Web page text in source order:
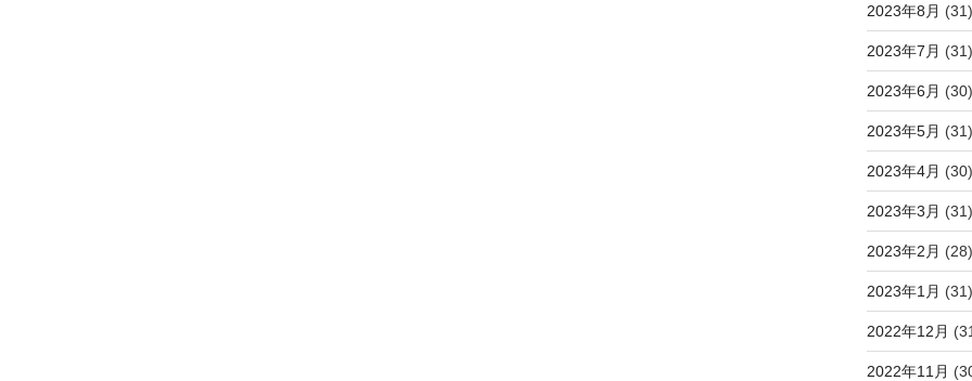
2023年8月 (31)
2023年7月 (31)
2023年6月 (30)
2023年5月 (31)
2023年4月 (30)
2023年3月 (31)
2023年2月 (28)
2023年1月 (31)
2022年12月
2022年11月